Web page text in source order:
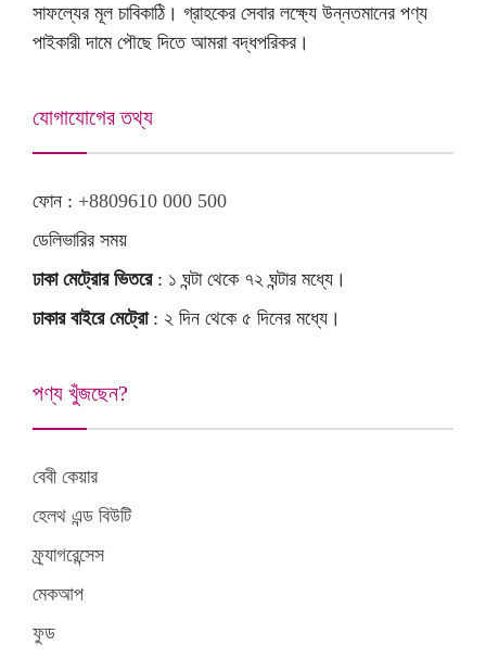
সাফল্যের মূল চাবিকাঠি। গ্রাহকের সেবার লক্ষ্যে উন্নতমানের পণ্য
পাইকারী দামে পৌছে দিতে আমরা বদ্ধপরিকর।
যোগাযোগের তথ্য
ফোন : +8809610 000 500
ডেলিভারির সময়
ঢাকা মেট্রোর ভিতরে: ১ ঘন্টা থেকে ৭২ ঘন্টার মধ্যে।
ঢাকার বাইরে মেট্রো: ২ দিন থেকে ৫ দিনের মধ্যে।
পণ্য খুঁজছেন?
বেবী কেয়ার
হেলথ এন্ড বিউটি
ফ্র্যাগরেন্সেস
মেকআপ
ফুড